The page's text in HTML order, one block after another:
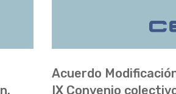
Acuerdo
IX Convenio